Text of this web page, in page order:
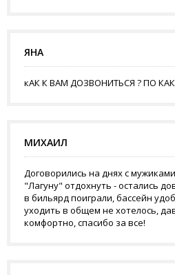
ЯНА
кАК К ВАМ ДОЗВОНИТЬСЯ ? ПО
МИХАИЛ
Договорились на днях с
"Лагуну" отдохнуть - остались
в бильярд поиграли, бассейн
уходить в общем не хотелось,
комфортно, спасибо за все!